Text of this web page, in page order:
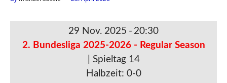
29 Nov. 2025 - 20:30
2. Bundesliga 2025-2026 - Regular Season
| Spieltag 14
Halbzeit: 0-0